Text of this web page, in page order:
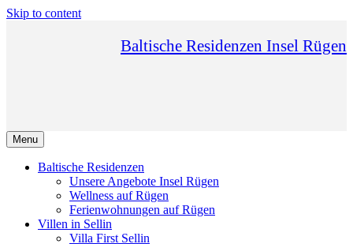
Skip to content
Baltische Residenzen Insel Rügen
Menu
Baltische Residenzen
Unsere Angebote Insel Rügen
Wellness auf Rügen
Ferienwohnungen auf Rügen
Villen in Sellin
Villa First Sellin